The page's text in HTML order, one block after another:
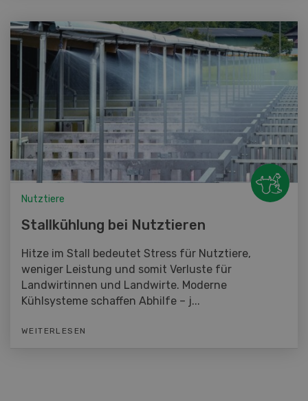
Nutztiere
Stallkühlung bei Nutztieren
Hitze im Stall bedeutet Stress für Nutztiere,
weniger Leistung und somit Verluste für
Landwirtinnen und Landwirte. Moderne
Kühlsysteme schaffen Abhilfe – j...
WEITERLESEN